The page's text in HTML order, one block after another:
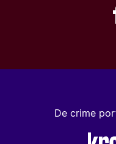
De crime